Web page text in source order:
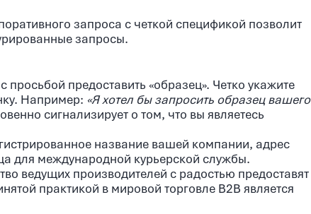
запроса с четкой спецификой позволит
запросы.
предоставить «образец». Четко укажите
Например: «Я хотел бы запросить образец вашего
сигнализирует о том, что вы являетесь
название вашей компании, адрес
для международной курьерской службы.
ведущих производителей с радостью предоставят
практикой в мировой торговле B2B является